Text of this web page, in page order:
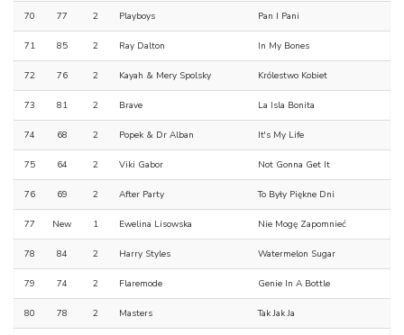
70 77 2 Playboys Pan I Pani
71 85 2 Ray Dalton In My Bones
72 76 2 Kayah & Mery Spolsky Królestwo Kobiet
73 81 2 Brave La Isla Bonita
74 68 2 Popek & Dr Alban It's My Life
75 64 2 Viki Gabor Not Gonna Get It
76 69 2 After Party To Były Piękne Dni
77 New 1 Ewelina Lisowska Nie Mogę Zapomnieć
78 84 2 Harry Styles Watermelon Sugar
79 74 2 Flaremode Genie In A Bottle
80 78 2 Masters Tak Jak Ja